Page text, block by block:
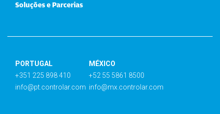
Soluções e Parcerias
PORTUGAL
+351 225 898 410
info@pt.controlar.com
MÉXICO
+52 55 5861 8500
info@mx.controlar.com